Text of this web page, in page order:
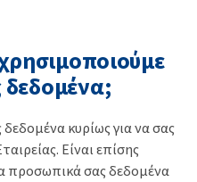
κυρίως για να σας
Είναι επίσης
προσωπικά σας δεδομένα